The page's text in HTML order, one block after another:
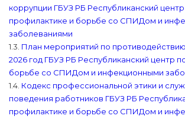
коррупции ГБУЗ РБ Республиканский
профилактике и борьбе со СПИДом и
заболеваниями
1.3. План мероприятий по
2026 год ГБУЗ РБ Республиканский центр
борьбе со СПИДом и инфекционными
1.4. Кодекс профессиональной этики и
поведения работников ГБУЗ РБ
профилактике и борьбе со СПИДом и